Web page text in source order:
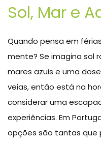
Sol, Mar e
Quando pensa em
mente? Se imagina sol
mares azuis e uma
veias, então está na
considerar uma
experiências. Em
opções são tantas que